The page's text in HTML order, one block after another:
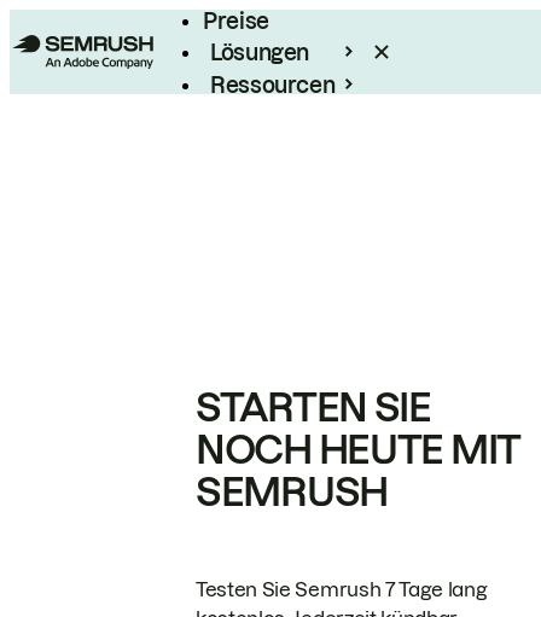
Preise
Lösungen
Ressourcen
STARTEN SIE
NOCH HEUTE MIT
SEMRUSH
Testen Sie Semrush 7 Tage lang